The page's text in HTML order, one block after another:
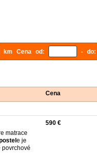
km Cena od: - do:
Cena
matrace
e je
povrchové
590 €